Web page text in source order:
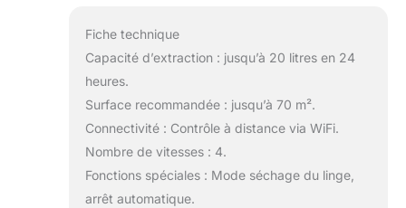
Fiche technique
Capacité d’extraction : jusqu’à 20 litres en 24
heures.
Surface recommandée : jusqu’à 70 m².
Connectivité : Contrôle à distance via WiFi.
Nombre de vitesses : 4.
Fonctions spéciales : Mode séchage du linge,
arrêt automatique.